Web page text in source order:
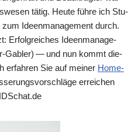
tätig. Heu­te füh­re ich Stu­
Ideen­ma­nage­ment durch.
Erfolg­rei­ches Ideen­ma­nage­
Gab­ler) — und nun kommt die­
erfah­ren Sie auf mei­ner Home­
errei­chen